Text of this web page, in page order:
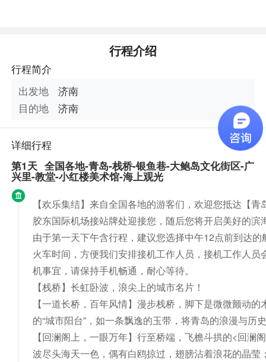
行程介绍
行程简介
出发地
济南
目的地
济南
详细行程
第1天 全国各地-青岛-栈桥-银鱼巷-大鲍岛文化街区-广
兴里-教堂-小红楼美术馆-海上观光
【欢乐集结】来自全国各地的游客们，欢迎您抵达【
胶东国际机场接站牌处迎接您，随后您将开启美好的滨
由于第一天下午含行程，建议您选择中午12点前到达的
火车时间，方便我们安排接机工作人员，接机工作人
机事宜，请保持手机畅通，耐心等待。
【栈桥】长虹卧波，浪尖上的城市名片！
【一道长桥，百年风情】漫步栈桥，脚下是微微颤动
的“城市阳台”，如一条飘逸的玉带，将青岛的浪漫与历
【回澜阁上，一眼万年】行至桥端，飞檐斗拱的<回澜
波尽头海天一色，偶有白鸥掠过，翅膀沾着浪花的晶